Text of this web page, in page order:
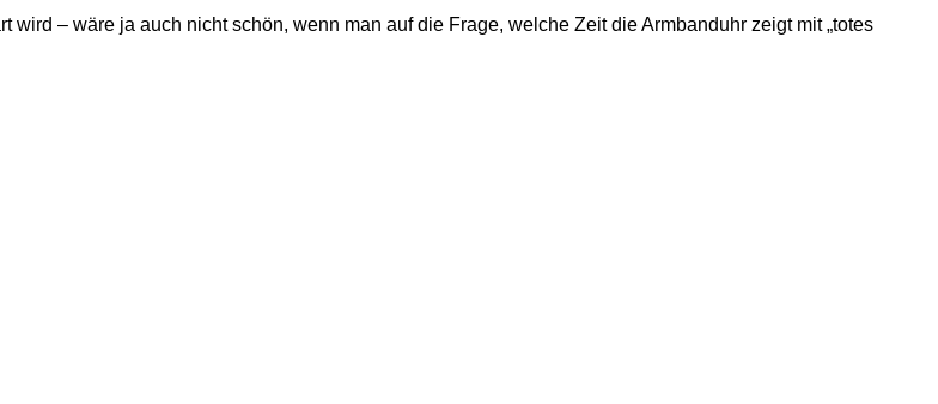
– wäre ja auch nicht schön, wenn man auf die Frage, welche Zeit die Armbanduhr zeigt mit „totes